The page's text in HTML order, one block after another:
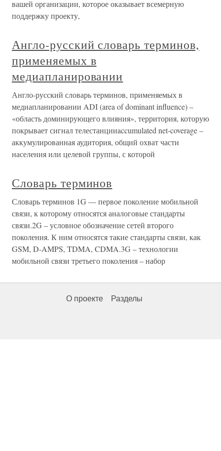
вашей организации, которое оказывает всемерную
поддержку проекту,
Англо-русский словарь терминов,
применяемых в
медиапланировании
Англо-русский словарь терминов, применяемых в
медиапланировании ADI (area of dominant influence) –
«область доминирующего влияния», территория, которую
покрывает сигнал телестанцииaccumulated net-coverage –
аккумулированная аудитория, общий охват части
населения или целевой группы, с которой
Словарь терминов
Словарь терминов 1G — первое поколение мобильной
связи, к которому относятся аналоговые стандарты
связи.2G – условное обозначение сетей второго
поколения. К ним относятся такие стандарты связи, как
GSM, D-AMPS, TDMA, CDMA.3G – технологии
мобильной связи третьего поколения – набор
О проекте Разделы